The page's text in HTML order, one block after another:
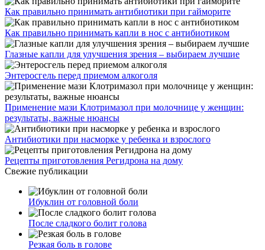
Как правильно принимать антибиотики при гайморите
Как правильно принимать капли в нос с антибиотиком
Глазные капли для улучшения зрения – выбираем лучшие
Энтеросгель перед приемом алкоголя
Применение мази Клотримазол при молочнице у женщин:
результаты, важные нюансы
Антибиотики при насморке у ребенка и взрослого
Рецепты приготовления Регидрона на дому
Свежие публикации
Ибуклин от головной боли
После сладкого болит голова
Резкая боль в голове